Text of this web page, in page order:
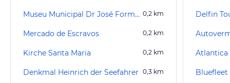
Museu Municipal Dr José Formosinho 0,2 km
Mercado de Escravos 0,2 km
Kirche Santa Maria 0,2 km
Denkmal Heinrich der Seefahrer 0,3 km
Delfin
Atlantica
Bluefleet